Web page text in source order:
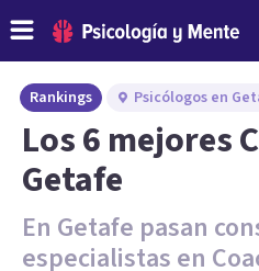
Rankings Psicólogos en
Los 6 mejores
Getafe
En Getafe pasan
especialistas en